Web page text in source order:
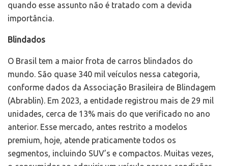
quando esse assunto não é tratado com a devida
importância.
Blindados
O Brasil tem a maior frota de carros blindados do
mundo. São quase 340 mil veículos nessa categoria,
conforme dados da Associação Brasileira de Blindagem
(Abrablin). Em 2023, a entidade registrou mais de 29 mil
unidades, cerca de 13% mais do que verificado no ano
anterior. Esse mercado, antes restrito a modelos
premium, hoje, atende praticamente todos os
segmentos, incluindo SUV’s e compactos. Muitas vezes,